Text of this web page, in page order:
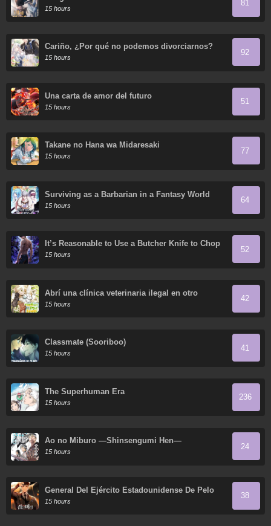
15 hours
81
Cariño, ¿Por qué no podemos divorciarnos?
15 hours
92
Una carta de amor del futuro
15 hours
51
Takane no Hana wa Midaresaki
15 hours
77
Surviving as a Barbarian in a Fantasy World
15 hours
64
It’s Reasonable to Use a Butcher Knife to Chop
Down Everything in the World, Right?
15 hours
52
Abrí una clínica veterinaria ilegal en otro
mundo
15 hours
42
Classmate (Sooriboo)
15 hours
41
The Superhuman Era
15 hours
236
Ao no Miburo —Shinsengumi Hen—
15 hours
24
General Del Ejército Estadounidense De Pelo
Negro
15 hours
38